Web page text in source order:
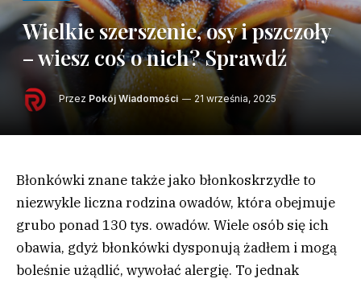
Wielkie szerszenie, osy i pszczoły
– wiesz coś o nich? Sprawdź
Przez Pokój Wiadomości 21 września, 2025
Błonkówki znane także jako błonkoskrzydłe to
niezwykle liczna rodzina owadów, która obejmuje
grubo ponad 130 tys. owadów. Wiele osób się ich
obawia, gdyż błonkówki dysponują żadłem i mogą
boleśnie użądlić, wywołać alergię. To jednak